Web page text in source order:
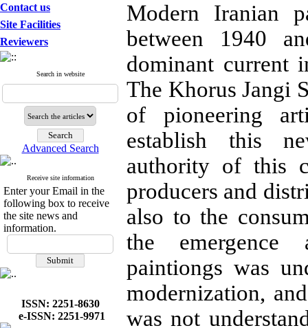
Contact us
Site Facilities
Reviewers
Search in website
Advanced Search
Receive site information
Enter your Email in the
following box to receive
the site news and
information.
ISSN: 2251-8630
e-ISSN: 2251-9971
Modern Iranian
between 1940
dominant current
The Khorus Jangi
of pioneering
establish this
authority of this
producers and
also to the
the
paintiongs was
modernization,
was not